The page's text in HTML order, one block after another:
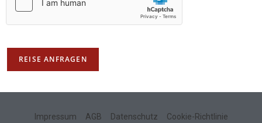
REISE ANFRAGEN
Impressum AGB Datenschutz Cookie-Richtlinie